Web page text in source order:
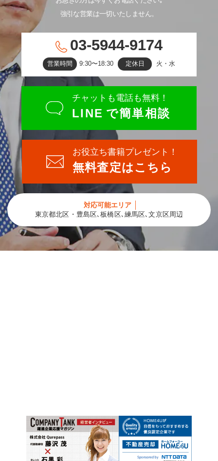
強引な営業は一切いたしません。
03-5944-9174
営業時間 9:30〜18:30 定休日 火・水
チャットも電話も無料！
LINE で簡単相談
お役立ち書籍プレゼント！
無料査定はこちら
対応可能エリア
東京都北区・豊島区､板橋区､練馬区､文京区周辺